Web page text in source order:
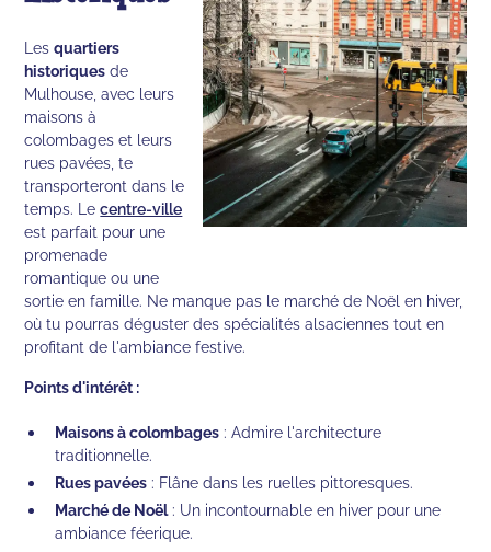
Lesquartiers
historiques de
Mulhouse, avec leurs
maisons à
colombages et leurs
rues pavées, te
transporteront dans le
temps. Lecentre-ville
est parfait pour une
promenade
romantique ou une
sortie en famille. Ne manque pas le marché de Noël en hiver,
où tu pourras déguster des spécialités alsaciennes tout en
profitant de l'ambiance festive.
Points d'intérêt :
Maisons à colombages : Admire l'architecture
traditionnelle.
Rues pavées : Flâne dans les ruelles pittoresques.
Marché de Noël: Un incontournable en hiver pour une
ambiance féerique.